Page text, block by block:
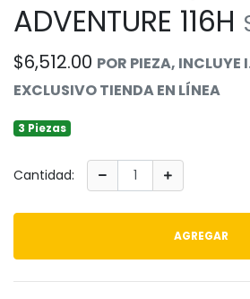
ADVENTURE 116H
$6,512.00 POR PIEZA, INCLUYE
EXCLUSIVO TIENDA EN LÍNEA
3 Piezas
Cantidad:
AGREGAR